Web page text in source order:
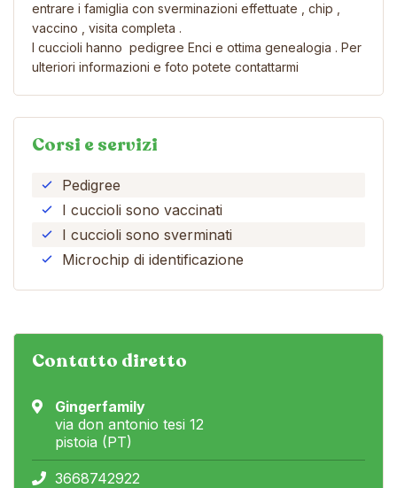
entrare i famiglia con sverminazioni effettuate , chip ,
vaccino , visita completa .
I cuccioli hanno pedigree Enci e ottima genealogia . Per
ulteriori informazioni e foto potete contattarmi
Corsi e servizi
Pedigree
I cuccioli sono vaccinati
I cuccioli sono sverminati
Microchip di identificazione
Contatto diretto
Gingerfamily
via don antonio tesi 12
pistoia (PT)
3668742922